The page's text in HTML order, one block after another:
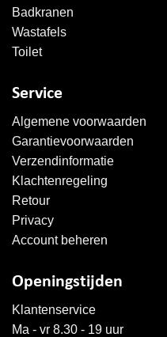
Badkranen
Wastafels
Toilet
Service
Algemene voorwaarden
Garantievoorwaarden
Verzendinformatie
Klachtenregeling
Retour
Privacy
Account beheren
Openingstijden
Klantenservice
Ma - vr 8.30 - 19 uur